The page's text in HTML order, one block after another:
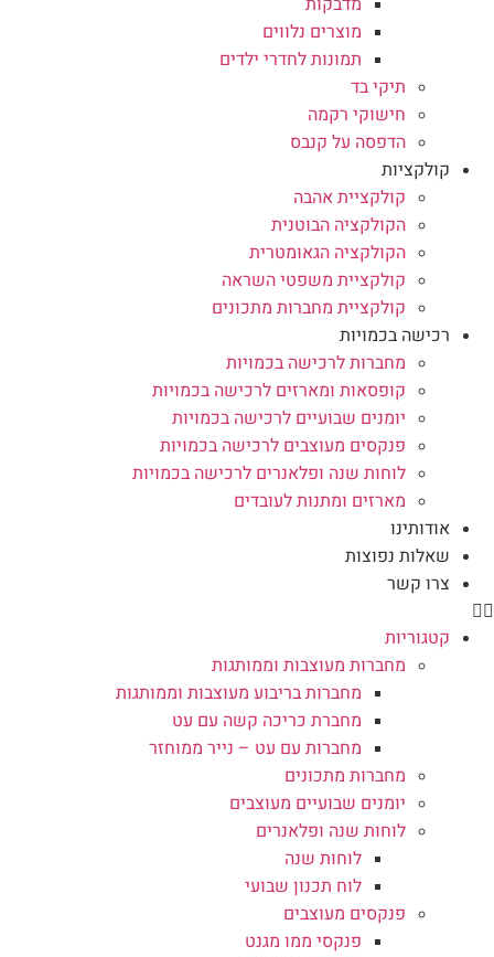
מוצרים נלווים
תמונות לחדרי ילדים
תיקי בד
חישוקי רקמה
הדפסה על קנבס
קולקציות
קולקציית אהבה
הקולקציה הבוטנית
הקולקציה הגאומטרית
קולקציית משפטי השראה
קולקציית מחברות מתכונים
רכישה בכמויות
מחברות לרכישה בכמויות
קופסאות ומארזים לרכישה בכמויות
יומנים שבועיים לרכישה בכמויות
פנקסים מעוצבים לרכישה בכמויות
לוחות שנה ופלאנרים לרכישה בכמויות
מארזים ומתנות לעובדים
אודותינו
שאלות נפוצות
צרו קשר
קטגוריות
מחברות מעוצבות וממותגות
מחברות בריבוע מעוצבות וממותגות
מחברת כריכה קשה עם עט
מחברות עם עט – נייר ממוחזר
מחברות מתכונים
יומנים שבועיים מעוצבים
לוחות שנה ופלאנרים
לוחות שנה
לוח תכנון שבועי
פנקסים מעוצבים
פנקסי ממו מגנט